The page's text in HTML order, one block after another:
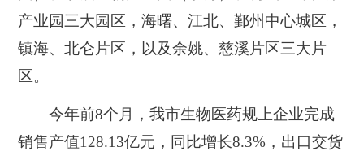
产业园三大园区，海曙、江北、鄞州中心城区，
镇海、北仑片区，以及余姚、慈溪片区三大片
区。
今年前8个月，我市生物医药规上企业完成
销售产值128.13亿元，同比增长8.3%，出口交货